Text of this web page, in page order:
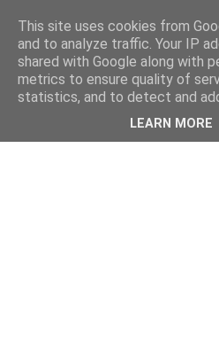
This site uses cookies from
and to analyze traffic. Your IP
shared with Google along with
metrics to ensure quality of
statistics, and to detect and
LEARN MORE